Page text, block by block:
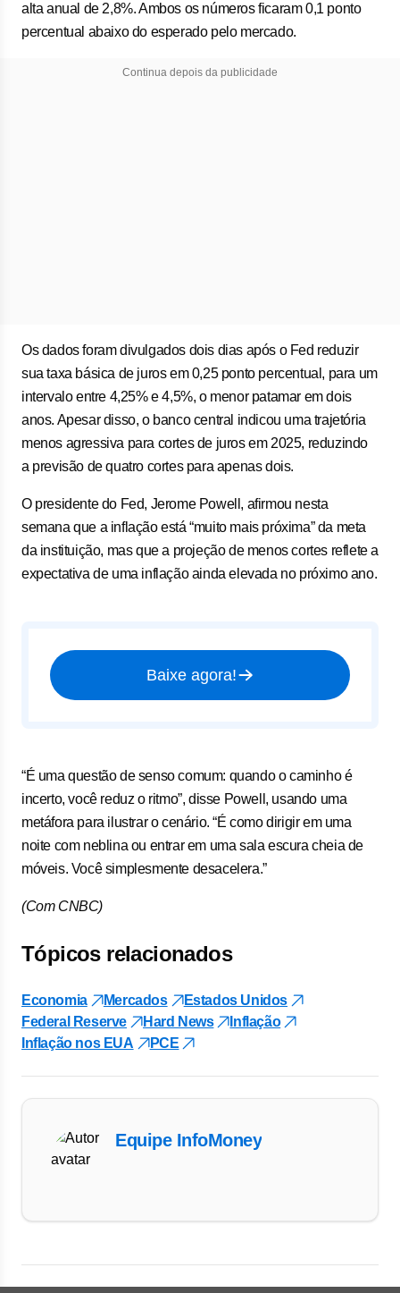
alta anual de 2,8%. Ambos os números ficaram 0,1 ponto
percentual abaixo do esperado pelo mercado.
Continua depois da publicidade
Os dados foram divulgados dois dias após o Fed reduzir
sua taxa básica de juros em 0,25 ponto percentual, para um
intervalo entre 4,25% e 4,5%, o menor patamar em dois
anos. Apesar disso, o banco central indicou uma trajetória
menos agressiva para cortes de juros em 2025, reduzindo
a previsão de quatro cortes para apenas dois.
O presidente do Fed, Jerome Powell, afirmou nesta
semana que a inflação está “muito mais próxima” da meta
da instituição, mas que a projeção de menos cortes reflete a
expectativa de uma inflação ainda elevada no próximo ano.
Baixe agora!
“É uma questão de senso comum: quando o caminho é
incerto, você reduz o ritmo”, disse Powell, usando uma
metáfora para ilustrar o cenário. “É como dirigir em uma
noite com neblina ou entrar em uma sala escura cheia de
móveis. Você simplesmente desacelera.”
(Com CNBC)
Tópicos relacionados
Economia Mercados
Estados Unidos
Federal Reserve
Hard News
Inflação
Inflação nos EUA
PCE
Equipe InfoMoney